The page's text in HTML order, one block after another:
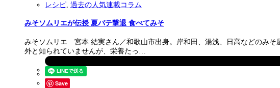
レシピ 過去の人気連載コラム
みそソムリエが伝授 夏バテ撃退 食べてみそ
みそソムリエ 宮本 結実さん／和歌山市出身。岸和田、湯浅、日高などのみ
外と知られていませんが、栄養たっ…
Save